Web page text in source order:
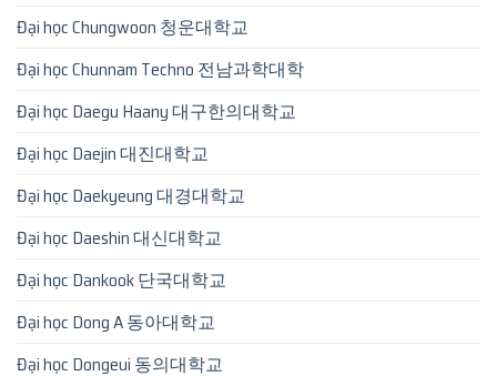
Đại học Chungwoon 청운대학교
Đại học Chunnam Techno 전남과학대학
Đại học Daegu Haany 대구한의대학교
Đại học Daejin 대진대학교
Đại học Daekyeung 대경대학교
Đại học Daeshin 대신대학교
Đại học Dankook 단국대학교
Đại học Dong A 동아대학교
Đại học Dongeui 동의대학교